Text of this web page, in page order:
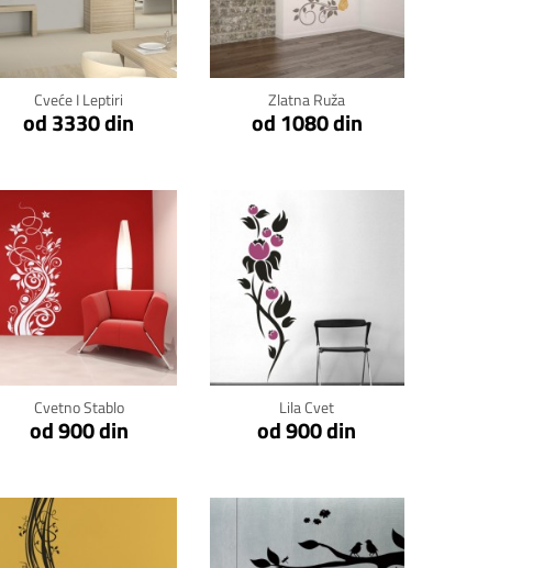
Cveće I Leptiri
od 3330 din
Klikni za detalje
Zlatna Ruža
od 1080 din
Klikni za detalje
Cvetno Stablo
od 900 din
Klikni za detalje
Lila Cvet
od 900 din
Klikni za detalje